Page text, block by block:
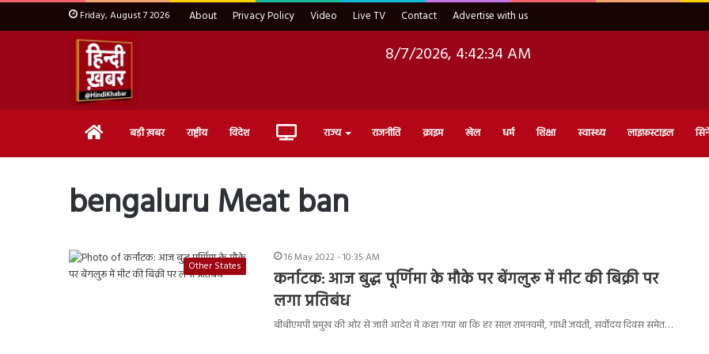
Friday, August 7 2026 About Privacy Policy Video Live TV Contact Advertise with us
8/7/2026, 4:42:35 AM
Home बड़ी ख़बर राष्ट्रीय विदेश Live राज्य राजनीति क्राइम खेल धर्म शिक्षा स्वास्थ्य लाइफ़स्टाइल
bengaluru Meat ban
Other States
16 May 2022 - 10:35 AM
कर्नाटक: आज बुद्ध पूर्णिमा के मौके पर बेंगलुरू में मीट की बिक्री पर
लगा प्रतिबंध
बीबीएमपी प्रमुख की ओर से जारी आदेश में कहा गया था कि हर साल रामनवमी, गांधी जयंती, सर्वोदय दिवस समेत…